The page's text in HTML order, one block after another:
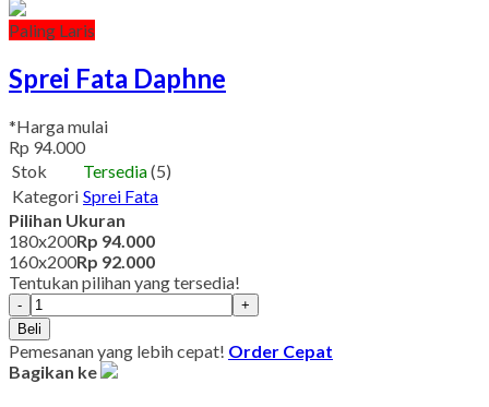
Paling Laris
Sprei Fata Daphne
*Harga mulai
Rp 94.000
Stok
Tersedia(5)
Kategori Sprei Fata
Pilihan Ukuran
180x200Rp 94.000
160x200Rp 92.000
Tentukan pilihan yang tersedia!
-
+
Beli
Pemesanan yang lebih cepat! Order Cepat
Bagikan ke